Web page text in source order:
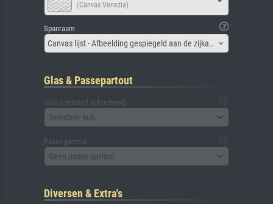
(Canvas Venezia)
Spanraam
Canvas lijst - Afbeelding gespiegeld aan de zijkant
Glas & Passepartout
Glas (inclusief achterbord)
Selecteer aub
Passe-partout
Geen passe-partout
Diversen & Extra's